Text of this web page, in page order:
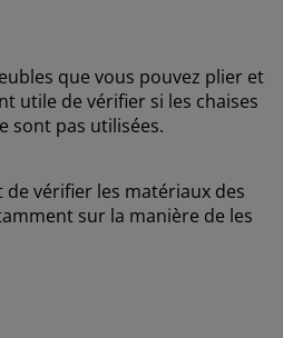
que vous pouvez plier et
utile de vérifier si les chaises
sont pas utilisées.
vérifier les matériaux des
sur la manière de les